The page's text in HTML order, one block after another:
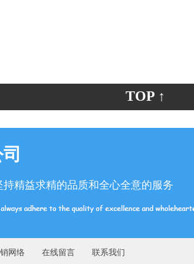
TOP ↑
精益求精的品质和全心全意的服务
网络 在线留言 联系我们